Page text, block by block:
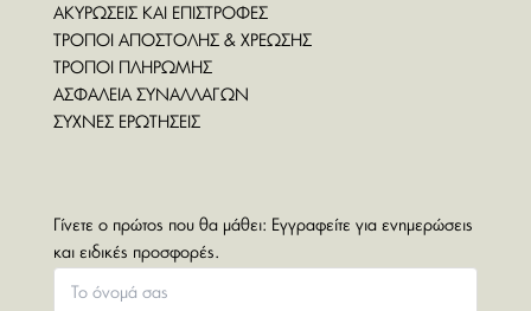
ΑΚΥΡΩΣΕΙΣ ΚΑΙ ΕΠΙΣΤΡΟΦΕΣ
ΤΡΟΠΟΙ ΑΠΟΣΤΟΛΗΣ & ΧΡΕΩΣΗΣ
ΤΡΟΠΟΙ ΠΛΗΡΩΜΗΣ
ΑΣΦΑΛΕΙΑ ΣΥΝΑΛΛΑΓΩΝ
ΣΥΧΝΕΣ ΕΡΩΤΗΣΕΙΣ
Γίνετε ο πρώτος που θα μάθει: Εγγραφείτε για ενημερώσεις
και ειδικές προσφορές.